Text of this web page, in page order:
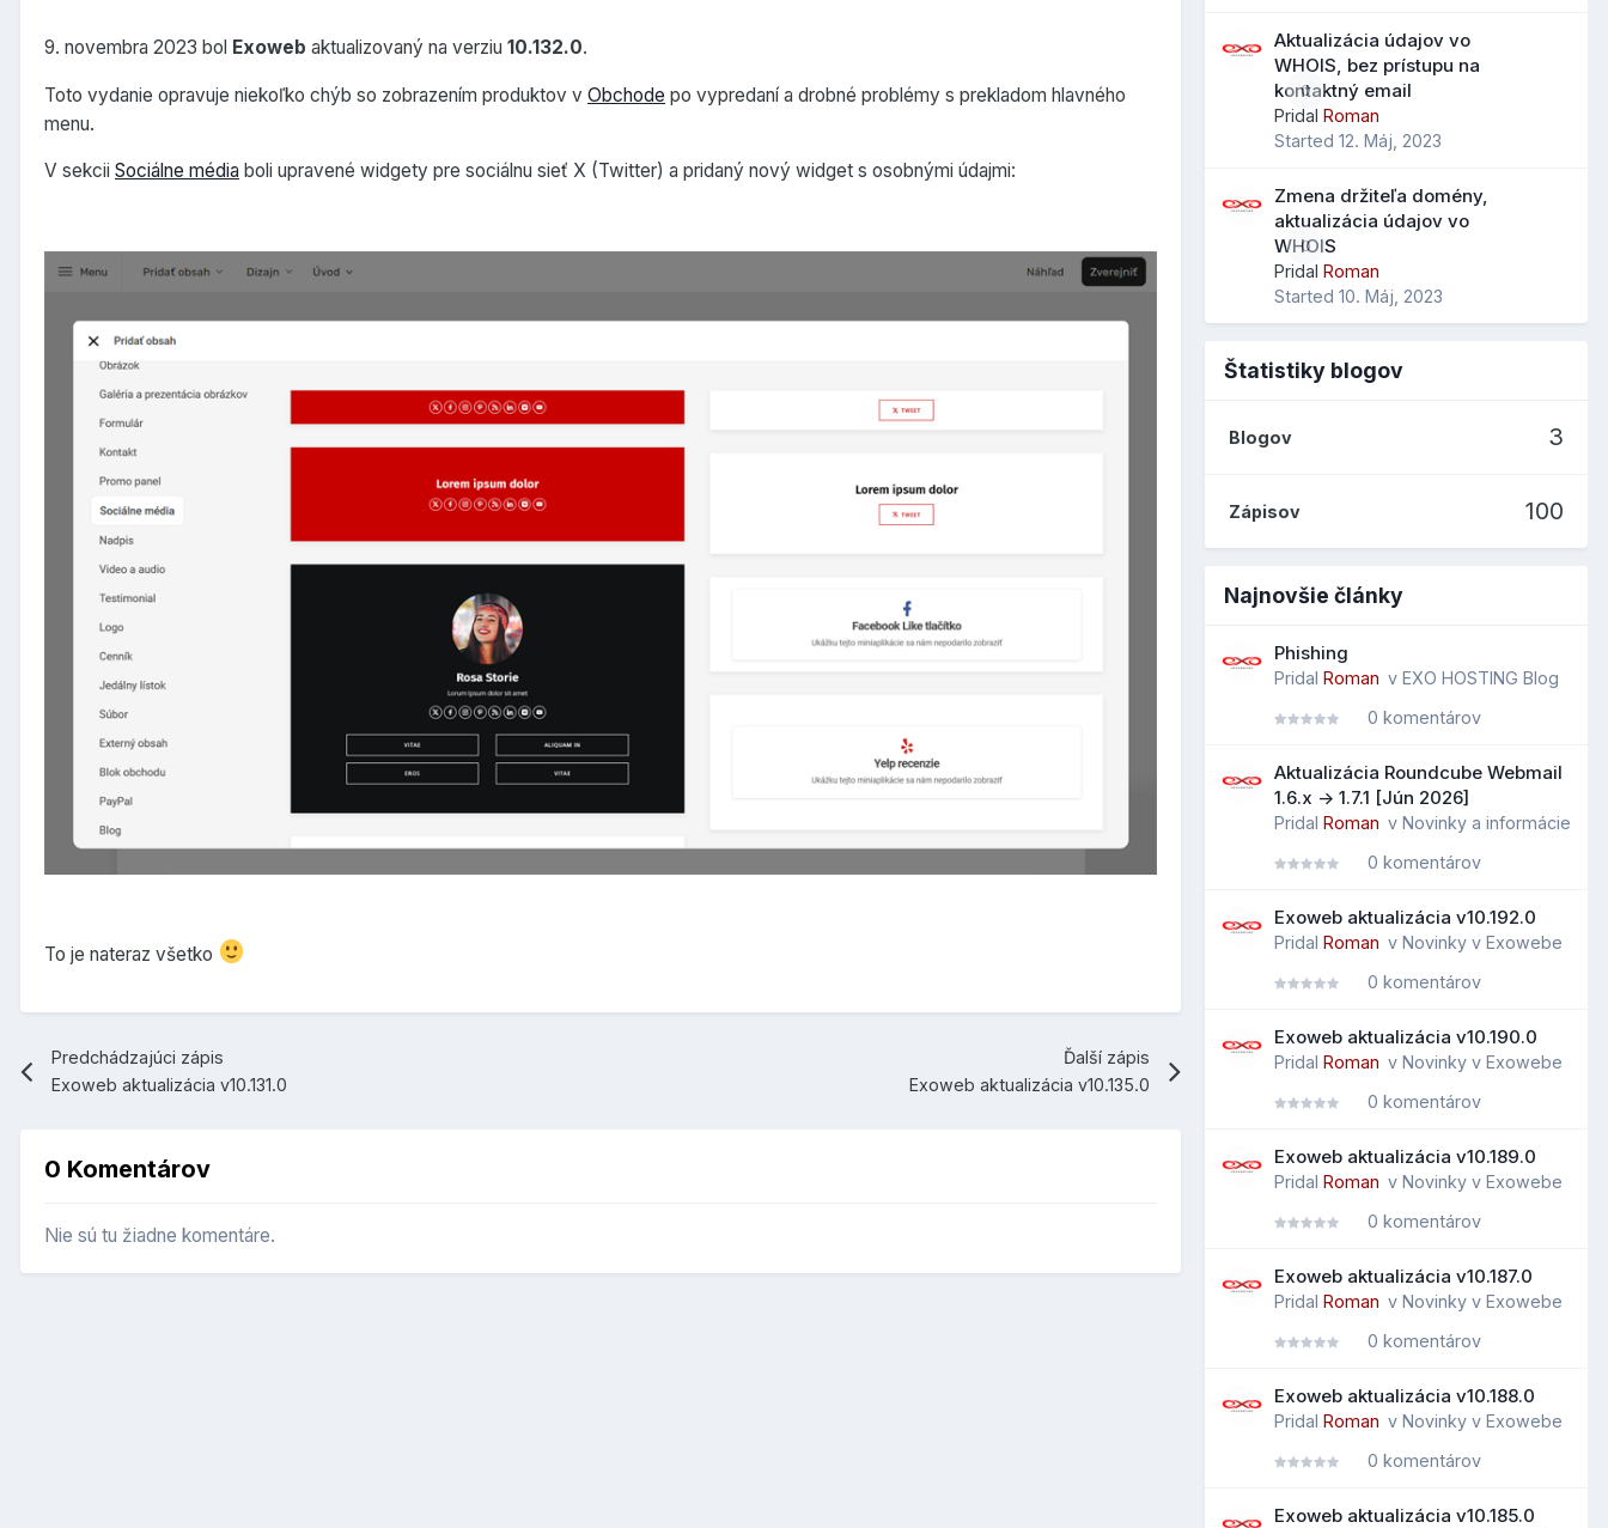
9. novembra 2023 bol Exoweb aktualizovaný na verziu 10.132.0.
Toto vydanie opravuje niekoľko chýb so zobrazením produktov v Obchode po vypredaní a drobné problémy s prekladom hlavného
menu.
V sekcii Sociálne média boli upravené widgety pre sociálnu sieť X (Twitter) a pridaný nový widget s osobnými údajmi:
To je nateraz všetko
Predchádzajúci zápis
Exoweb aktualizácia v10.131.0
Ďalší zápis
Exoweb aktualizácia v10.135.0
0 Komentárov
Nie sú tu žiadne komentáre.
0
Aktualizácia údajov vo
WHOIS, bez prístupu na
kontaktný email
Pridal Roman
Started 12. Máj, 2023
0
Zmena držiteľa domény,
aktualizácia údajov vo
WHOIS
Pridal Roman
Started 10. Máj, 2023
Štatistiky blogov
Blogov 3
Zápisov 100
Najnovšie články
Phishing
Pridal Roman v EXO HOSTING Blog
0 komentárov
Aktualizácia Roundcube Webmail
1.6.x -> 1.7.1 [Jún 2026]
Pridal Roman v Novinky a informácie
0 komentárov
Exoweb aktualizácia v10.192.0
Pridal Roman v Novinky v Exowebe
0 komentárov
Exoweb aktualizácia v10.190.0
Pridal Roman v Novinky v Exowebe
0 komentárov
Exoweb aktualizácia v10.189.0
Pridal Roman v Novinky v Exowebe
0 komentárov
Exoweb aktualizácia v10.187.0
Pridal Roman v Novinky v Exowebe
0 komentárov
Exoweb aktualizácia v10.188.0
Pridal Roman v Novinky v Exowebe
0 komentárov
Exoweb aktualizácia v10.185.0